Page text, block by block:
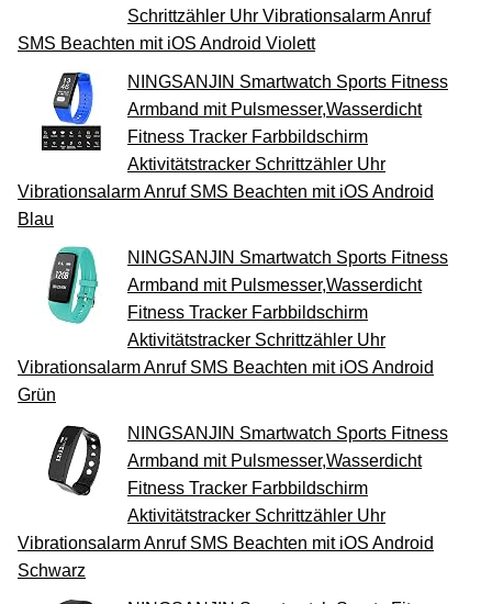
Schrittzähler Uhr Vibrationsalarm Anruf
SMS Beachten mit iOS Android Violett
NINGSANJIN Smartwatch Sports Fitness
Armband mit Pulsmesser,Wasserdicht
Fitness Tracker Farbbildschirm
Aktivitätstracker Schrittzähler Uhr
Vibrationsalarm Anruf SMS Beachten mit iOS Android
Blau
NINGSANJIN Smartwatch Sports Fitness
Armband mit Pulsmesser,Wasserdicht
Fitness Tracker Farbbildschirm
Aktivitätstracker Schrittzähler Uhr
Vibrationsalarm Anruf SMS Beachten mit iOS Android
Grün
NINGSANJIN Smartwatch Sports Fitness
Armband mit Pulsmesser,Wasserdicht
Fitness Tracker Farbbildschirm
Aktivitätstracker Schrittzähler Uhr
Vibrationsalarm Anruf SMS Beachten mit iOS Android
Schwarz